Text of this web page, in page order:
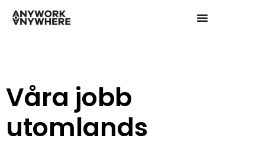
Våra jobb
utomlands